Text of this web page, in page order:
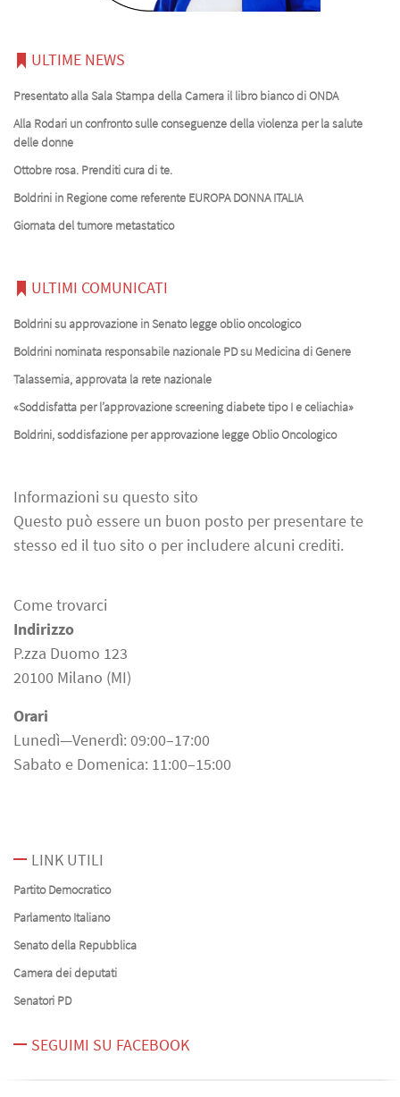
ULTIME NEWS
Presentato alla Sala Stampa della Camera il libro bianco di ONDA
Alla Rodari un confronto sulle conseguenze della violenza per la salute
delle donne
Ottobre rosa. Prenditi cura di te.
Boldrini in Regione come referente EUROPA DONNA ITALIA
Giornata del tumore metastatico
ULTIMI COMUNICATI
Boldrini su approvazione in Senato legge oblio oncologico
Boldrini nominata responsabile nazionale PD su Medicina di Genere
Talassemia, approvata la rete nazionale
«Soddisfatta per l’approvazione screening diabete tipo I e celiachia»
Boldrini, soddisfazione per approvazione legge Oblio Oncologico
Informazioni su questo sito
Questo può essere un buon posto per presentare te
stesso ed il tuo sito o per includere alcuni crediti.
Come trovarci
Indirizzo
P.zza Duomo 123
20100 Milano (MI)
Orari
Lunedì—Venerdì: 09:00–17:00
Sabato e Domenica: 11:00–15:00
LINK UTILI
Partito Democratico
Parlamento Italiano
Senato della Repubblica
Camera dei deputati
Senatori PD
SEGUIMI SU FACEBOOK